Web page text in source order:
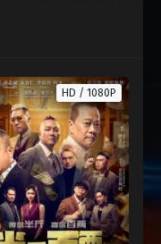
HD / 1080P